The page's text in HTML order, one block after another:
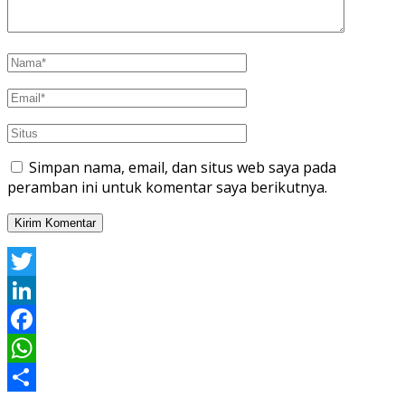
Simpan nama, email, dan situs web saya pada
peramban ini untuk komentar saya berikutnya.
Twitter
LinkedIn
Facebook
WhatsApp